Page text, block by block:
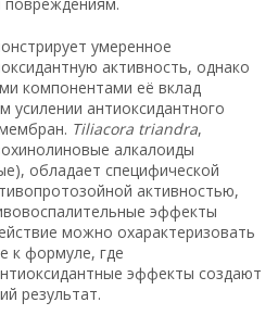
умеренное
активность, однако
компонентами её вклад
усилении антиоксидантного
Tiliacora triandra,
алкалоиды
обладает специфической
активностью,
эффекты
можно охарактеризовать
к формуле, где
эффекты создают
результат.